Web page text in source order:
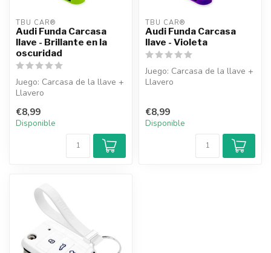
TBU CAR®
Audi Funda Carcasa
llave - Brillante en la
oscuridad
Juego: Carcasa de la llave +
Llavero
€8,99
Disponible
TBU CAR®
Audi Funda Carcasa
llave - Violeta
Juego: Carcasa de la llave +
Llavero
€8,99
Disponible